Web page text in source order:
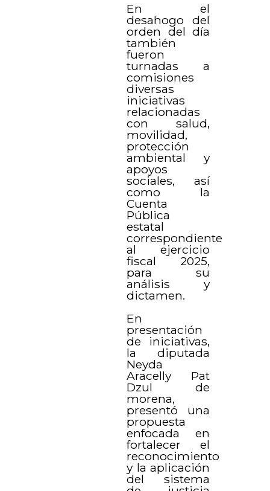
En el
desahogo del
orden del día
también
fueron
turnadas a
comisiones
diversas
iniciativas
relacionadas
con salud,
movilidad,
protección
ambiental y
apoyos
sociales, así
como la
Cuenta
Pública
estatal
correspondiente
al ejercicio
fiscal 2025,
para su
análisis y
dictamen.
En
presentación
de iniciativas,
la diputada
Neyda
Aracelly Pat
Dzul de
morena,
presentó una
propuesta
enfocada en
fortalecer el
reconocimiento
y la aplicación
del sistema